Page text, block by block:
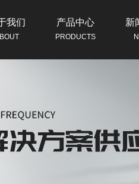
我们 产品中心
PRODUCTS
新